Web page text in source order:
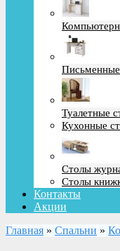
Туалетные
Кухонные
Столы
Столы
Контакты
Акции
Главная » Спальни »